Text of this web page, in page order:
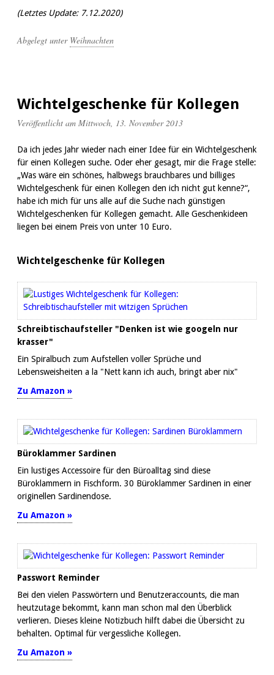
(Letztes Update: 7.12.2020)
Abgelegt unter Weihnachten
Wichtelgeschenke für Kollegen
Veröffentlicht am Mittwoch, 13. November 2013
Da ich jedes Jahr wieder nach einer Idee für ein Wichtelgeschenk
für einen Kollegen suche. Oder eher gesagt, mir die Frage stelle:
„Was wäre ein schönes, halbwegs brauchbares und billiges
Wichtelgeschenk für einen Kollegen den ich nicht gut kenne?“,
habe ich mich für uns alle auf die Suche nach günstigen
Wichtelgeschenken für Kollegen gemacht. Alle Geschenkideen
liegen bei einem Preis von unter 10 Euro.
Wichtelgeschenke für Kollegen
Schreibtischaufsteller "Denken ist wie googeln nur
krasser"
Ein Spiralbuch zum Aufstellen voller Sprüche und
Lebensweisheiten a la "Nett kann ich auch, bringt aber nix"
Zu Amazon »
Büroklammer Sardinen
Ein lustiges Accessoire für den Büroalltag sind diese
Büroklammern in Fischform. 30 Büroklammer Sardinen in einer
originellen Sardinendose.
Zu Amazon »
Passwort Reminder
Bei den vielen Passwörtern und Benutzeraccounts, die man
heutzutage bekommt, kann man schon mal den Überblick
verlieren. Dieses kleine Notizbuch hilft dabei die Übersicht zu
behalten. Optimal für vergessliche Kollegen.
Zu Amazon »